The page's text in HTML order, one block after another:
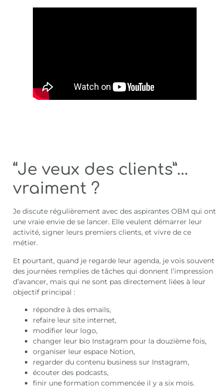
“Je veux des clients”…
vraiment ?
Je discute régulièrement avec des aspirantes OBM qui ont
une vraie envie de se lancer. Elle veulent démarrer leur
activité, signer leurs premiers clients, et vivre de ce
métier.
Et pourtant, quand je regarde leur agenda, je vois souvent
des journées remplies de tâches qui donnent l’impression
d’avancer, mais qui ne sont pas directement liées à leur
objectif principal :
répondre à des emails,
refaire leur site internet,
modifier leur logo,
changer leur bio Instagram pour la douzième fois,
organiser leur espace Notion,
regarder du contenu business sur Instagram,
écouter des podcasts,
finir une formation commencée il y a six mois.